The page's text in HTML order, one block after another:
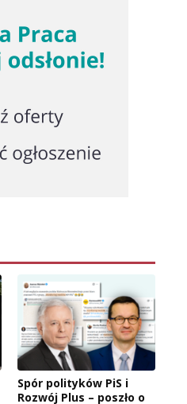
Spór polityków PiS i
Rozwój Plus – poszło o